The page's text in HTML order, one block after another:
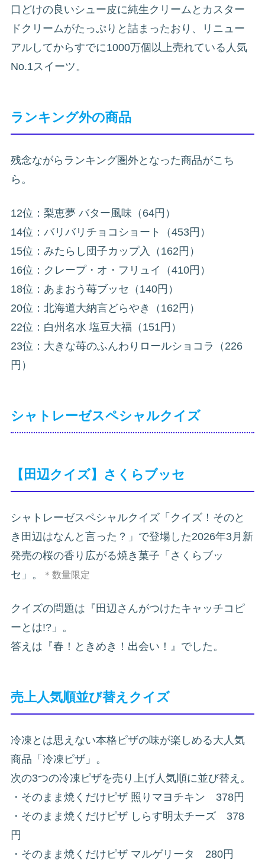
口どけの良いシュー皮に純生クリームとカスター
ドクリームがたっぷりと詰まったおり、リニュー
アルしてからすでに1000万個以上売れている人気
No.1スイーツ。
ランキング外の商品
残念ながらランキング圏外となった商品がこち
ら。
12位：梨恵夢 バター風味（64円）
14位：バリバリチョコショート（453円）
15位：みたらし団子カップ入（162円）
16位：クレープ・オ・フリュイ（410円）
18位：あまおう苺ブッセ（140円）
20位：北海道大納言どらやき（162円）
22位：白州名水 塩豆大福（151円）
23位：大きな苺のふんわりロールショコラ（226
円）
シャトレーゼスペシャルクイズ
【田辺クイズ】さくらブッセ
シャトレーゼスペシャルクイズ「クイズ！そのと
き田辺はなんと言った？」で登場した2026年3月新
発売の桜の香り広がる焼き菓子「さくらブッ
セ」。
＊数量限定
クイズの問題は『田辺さんがつけたキャッチコピ
ーとは!?」。
答えは『春！ときめき！出会い！』でした。
売上人気順並び替えクイズ
冷凍とは思えない本格ピザの味が楽しめる大人気
商品「冷凍ピザ」。
次の3つの冷凍ピザを売り上げ人気順に並び替え。
・そのまま焼くだけピザ 照りマヨチキン 378円
・そのまま焼くだけピザ しらす明太チーズ 378
円
・そのまま焼くだけピザ マルゲリータ 280円